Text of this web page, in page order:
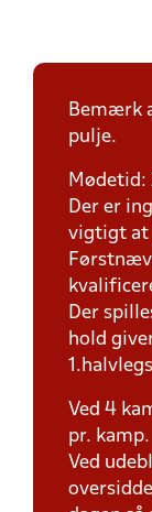
Bemærk
pulje.
Der er
vigtigt at
Der
hold
Ved 4
pr. kamp.
Ved